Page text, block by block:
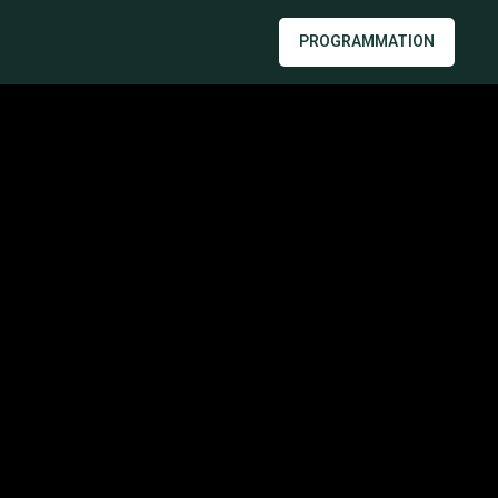
PROGRAMMATION